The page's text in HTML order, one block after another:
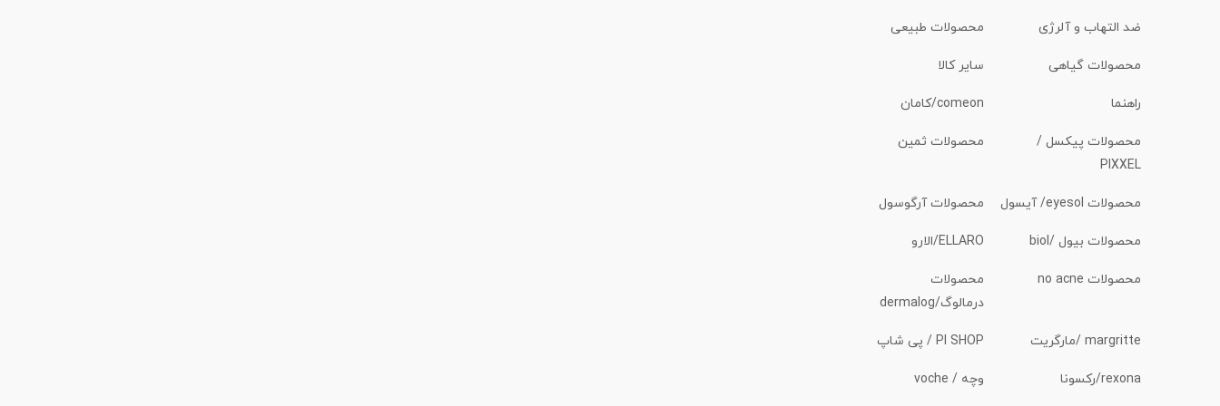
ضد التهاب و آلرژی محصولات طبیعی
محصولات گیاهی سایر کالا
راهنما comeon/کامان
محصولات پیکسل /
PIXXEL
محصولات ثمین
محصولات eyesol/ آیسول محصولات آرگوسول
محصولات بیول /biol ELLARO/الارو
محصولات no acne
محصولات
درمالوگ/dermalog
margritte /مارگریت PI SHOP / پی شاپ
rexona/رکسونا وچه / voche